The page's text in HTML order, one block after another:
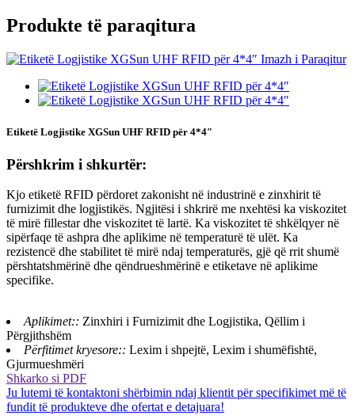
Produkte të paraqitura
Etiketë Logjistike XGSun UHF RFID për 4*4″
Përshkrim i shkurtër:
Kjo etiketë RFID përdoret zakonisht në industrinë e zinxhirit të
furnizimit dhe logjistikës. Ngjitësi i shkrirë me nxehtësi ka viskozitet
të mirë fillestar dhe viskozitet të lartë. Ka viskozitet të shkëlqyer në
sipërfaqe të ashpra dhe aplikime në temperaturë të ulët. Ka
rezistencë dhe stabilitet të mirë ndaj temperaturës, gjë që rrit shumë
përshtatshmërinë dhe qëndrueshmërinë e etiketave në aplikime
specifike.
Aplikimet:: Zinxhiri i Furnizimit dhe Logjistika, Qëllim i
Përgjithshëm
Përfitimet kryesore:: Lexim i shpejtë, Lexim i shumëfishtë,
Gjurmueshmëri
Shkarko si PDF
Ju lutemi të kontaktoni shërbimin ndaj klientit për specifikimet më të
fundit të produkteve dhe ofertat e detajuara!